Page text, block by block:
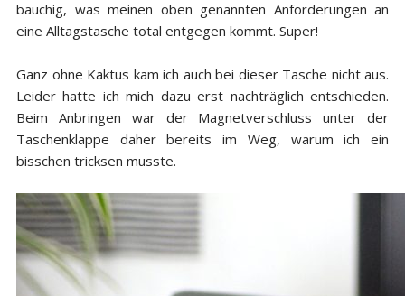
bauchig, was meinen oben genannten Anforderungen an
eine Alltagstasche total entgegen kommt. Super!
Ganz ohne Kaktus kam ich auch bei dieser Tasche nicht aus.
Leider hatte ich mich dazu erst nachträglich entschieden.
Beim Anbringen war der Magnetverschluss unter der
Taschenklappe daher bereits im Weg, warum ich ein
bisschen tricksen musste.